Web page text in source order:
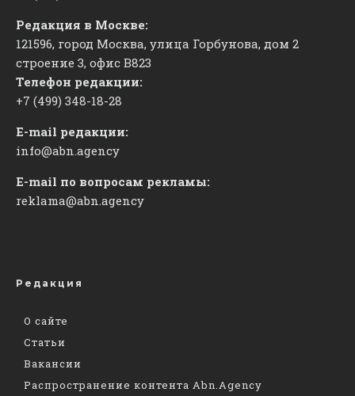
Редакция в Москве:
121596, город Москва, улица Горбунова, дом 2
строение 3, офис ​В823
Телефон редакции:
+7 (499) 348-18-28
E-mail редакции:
info@abn.agency
E-mail по вопросам рекламы:
reklama@abn.agency
Редакция
О сайте
Статьи
Вакансии
Распространение контента Abn.Agency